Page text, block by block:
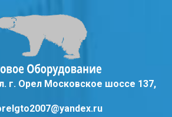
г. Орел Московское шоссе 137,